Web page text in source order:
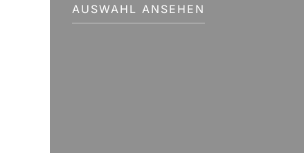
AUSWAHL ANSEHEN